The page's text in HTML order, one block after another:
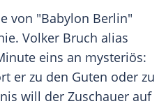
von "Babylon Berlin"
Volker Bruch alias
eins an mysteriös:
er zu den Guten oder zu
will der Zuschauer auf